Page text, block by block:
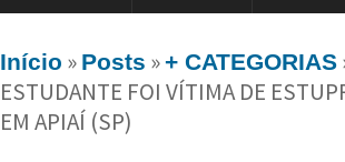
Início » Posts »+ CATEGORIAS
ESTUDANTE FOI VÍTIMA DE
EM APIAÍ (SP)